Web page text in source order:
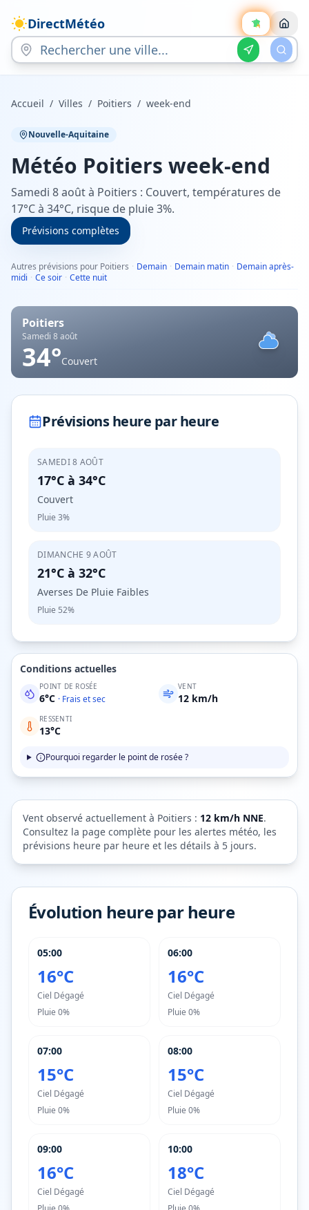
DirectMétéo
Accueil / Villes / Poitiers / week-end
Nouvelle-Aquitaine
Météo Poitiers week-end
Samedi 8 août à Poitiers : Couvert, températures de
17°C à 34°C, risque de pluie 3%.
Prévisions complètes
Autres prévisions pour Poitiers · Demain · Demain matin · Demain après-
midi · Ce soir · Cette nuit
Poitiers
Samedi 8 août
34°Couvert
Prévisions heure par heure
SAMEDI 8 AOÛT
17°C à 34°C
Couvert
Pluie 3%
DIMANCHE 9 AOÛT
21°C à 32°C
Averses De Pluie Faibles
Pluie 52%
Conditions actuelles
POINT DE ROSÉE
6°C · Frais et sec
VENT
12 km/h
RESSENTI
13°C
Pourquoi regarder le point de rosée ?
Vent observé actuellement à Poitiers : 12 km/h NNE.
Consultez la page complète pour les alertes météo, les
prévisions heure par heure et les détails à 5 jours.
Évolution heure par heure
05:00
16°C
Ciel Dégagé
Pluie 0%
06:00
16°C
Ciel Dégagé
Pluie 0%
07:00
15°C
Ciel Dégagé
Pluie 0%
08:00
15°C
Ciel Dégagé
Pluie 0%
09:00
16°C
Ciel Dégagé
10:00
18°C
Ciel Dégagé